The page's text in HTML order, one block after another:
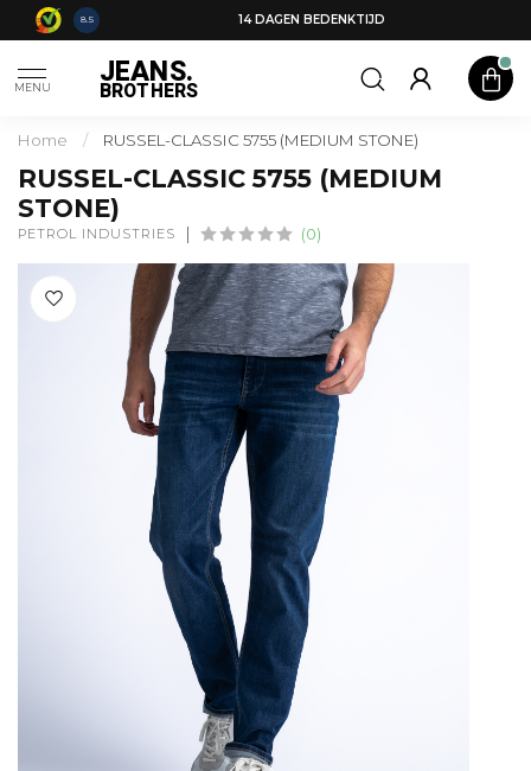
8.5 14 DAGEN BEDENKTIJD
MENU JEANS.
BROTHERS
Home / RUSSEL-CLASSIC 5755 (MEDIUM STONE)
RUSSEL-CLASSIC 5755 (MEDIUM
STONE)
PETROL INDUSTRIES (0)